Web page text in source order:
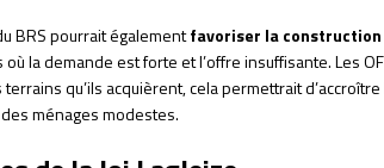
BRS pourrait égalementfavoriser la
la demande est forte et l’offre insuffisante. Les
qu’ils acquièrent, cela permettrait
ménages modestes.